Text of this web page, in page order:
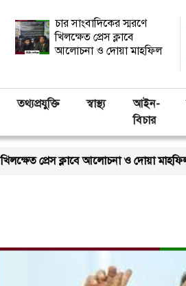
চার সাংবাদিকের স্মরণে
খিলক্ষেত প্রেস ক্লাবে
আলোচনা ও দোয়া মাহফিল
তথ্যপ্রযুক্তি স্বাস্থ্য
আইন-
বিচার
প্রেস ক্লাবে আলোচনা ও দোয়া মাহফিল